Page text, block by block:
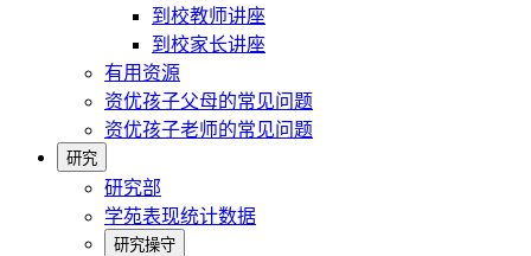
到校教师讲座
到校家长讲座
有用资源
资优孩子父母的常见问题
资优孩子老师的常见问题
研究
研究部
学苑表现统计数据
研究操守